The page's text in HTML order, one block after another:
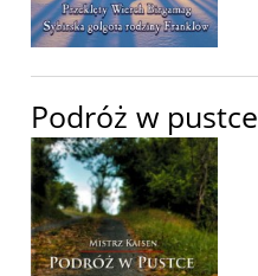
Podróż w pustce